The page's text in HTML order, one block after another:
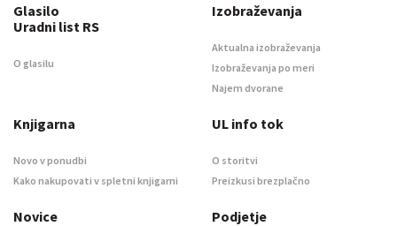
Glasilo
Uradni list RS
O glasilu
Izobraževanja
Aktualna izobraževanja
Izobraževanja po meri
Najem dvorane
Knjigarna
Novo v ponudbi
Kako nakupovati v spletni knjigarni
UL info tok
O storitvi
Preizkusi brezplačno
Novice Podjetje